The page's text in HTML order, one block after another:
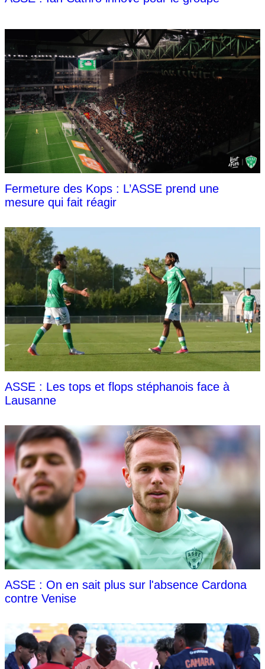
Fermeture des Kops : L’ASSE prend une
mesure qui fait réagir
ASSE : Les tops et flops stéphanois face à
Lausanne
ASSE : On en sait plus sur l'absence Cardona
contre Venise